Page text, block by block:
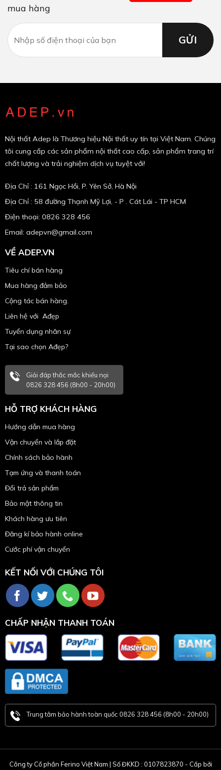
mua hàng
Nội thất Adep là Thương hiệu Nội thất uy tín tại Việt Nam. Chúng
tôi cung cấp các sản phẩm nội thất cao cấp, sản phẩm trang trí
chất lượng và trải nghiệm dịch vụ tuyệt với!
Địa Chỉ : 161 Ngọc Hồi, P. Yên Sở, Hà Nội
Địa Chỉ : 58 đường Thạnh Mỹ Lợi, - P . Cát Lái - TP HCM
Điện thoại: 0826 328 456
Email: adepvn@gmail.com
VỀ ADEP.VN
Tiêu chí bán hàng
Mua hàng đảm bảo
Cộng tác bán hàng.
Liên hệ với Ađẹp
Tuyển dụng nhân sự
Tại sao chọn Ađẹp?
Giải đáp thắc mắc khiếu nại
0826 328 456 (8h00 - 20h00)
HỖ TRỢ KHÁCH HÀNG
Hướng dẫn mua hàng
Vận chuyển và lắp đặt
Chính sách bảo hành
Tạm ứng và thanh toán
Đổi trả sản phẩm
Bảo mật thông tin
Khách hàng ưu tiên
Đăng kí bảo hành online
Cước phí vận chuyển
KẾT NỐI VỚI CHÚNG TÔI
CHẤP NHẬN THANH TOÁN
Trung tâm bảo hành toàn quốc 0826 328 456 (8h00 - 20h00)
Công ty Cổ phần Ferino Việt Nam | Số ĐKKD : 0107823870 - Cấp bởi